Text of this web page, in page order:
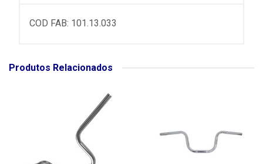
COD FAB: 101.13.033
Produtos Relacionados